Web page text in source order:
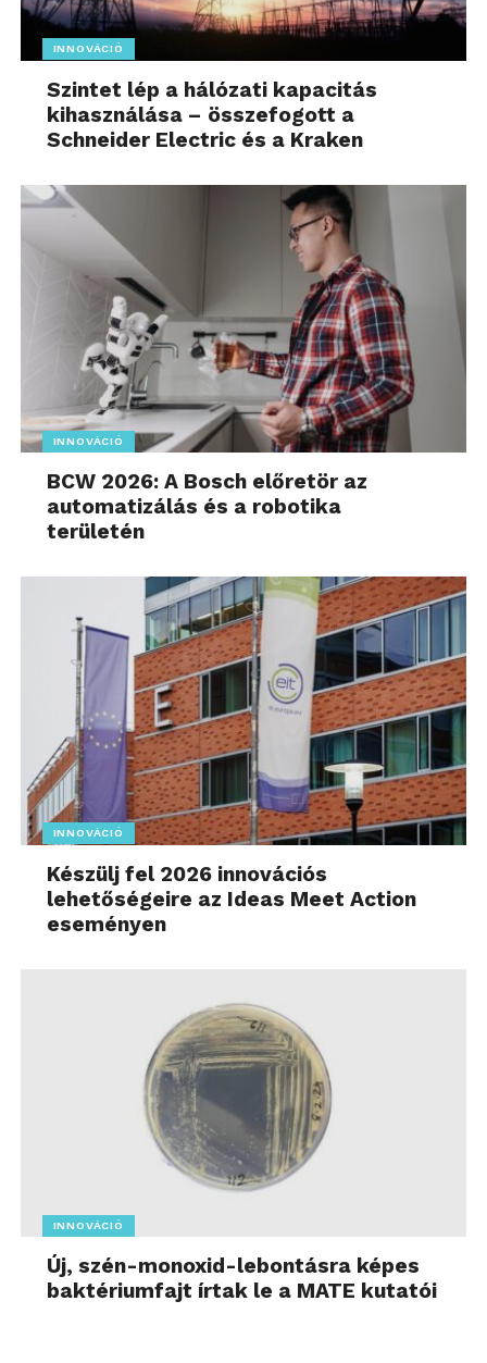
INNOVÁCIÓ
Szintet lép a hálózati kapacitás
kihasználása – összefogott a
Schneider Electric és a Kraken
INNOVÁCIÓ
BCW 2026: A Bosch előretör az
automatizálás és a robotika
területén
INNOVÁCIÓ
Készülj fel 2026 innovációs
lehetőségeire az Ideas Meet Action
eseményen
INNOVÁCIÓ
Új, szén-monoxid-lebontásra képes
baktériumfajt írtak le a MATE kutatói